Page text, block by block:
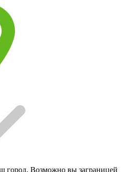
город. Возможно вы заграницей